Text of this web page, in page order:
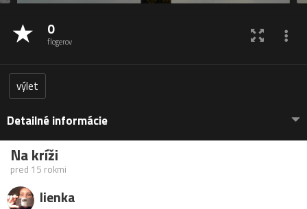
0
flogerov
výlet
Detailné informácie
Na kríži
pred 15 rokmi
lienka